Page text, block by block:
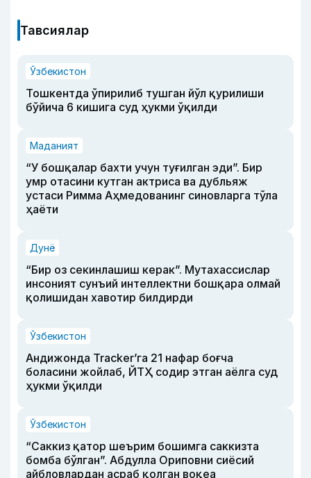
Тавсиялар
Ўзбекистон
Тошкентда ўпирилиб тушган йўл қурилиши
бўйича 6 кишига суд ҳукми ўқилди
Маданият
“У бошқалар бахти учун туғилган эди”. Бир
умр отасини кутган актриса ва дубльяж
устаси Римма Аҳмедованинг синовларга тўла
ҳаёти
Дунё
“Бир оз секинлашиш керак”. Мутахассислар
инсоният сунъий интеллектни бошқара олмай
қолишидан хавотир билдирди
Ўзбекистон
Андижонда Tracker’га 21 нафар боғча
боласини жойлаб, ЙТҲ содир этган аёлга суд
ҳукми ўқилди
Ўзбекистон
“Саккиз қатор шеърим бошимга саккизта
бомба бўлган”. Абдулла Ориповни сиёсий
айбловлардан асраб қолган воқеа